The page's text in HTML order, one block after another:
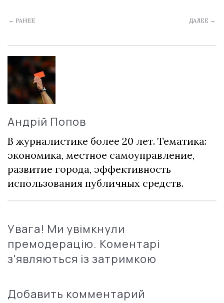
← РАНЕЕ ДАЛЕЕ →
Андрій Попов
В журналистике более 20 лет. Тематика:
экономика, местное самоуправление,
развитие города, эффективность
использования публичных средств.
Увага! Ми увімкнули
премодерацію. Коментарі
з'являються із затримкою
Добавить комментарий